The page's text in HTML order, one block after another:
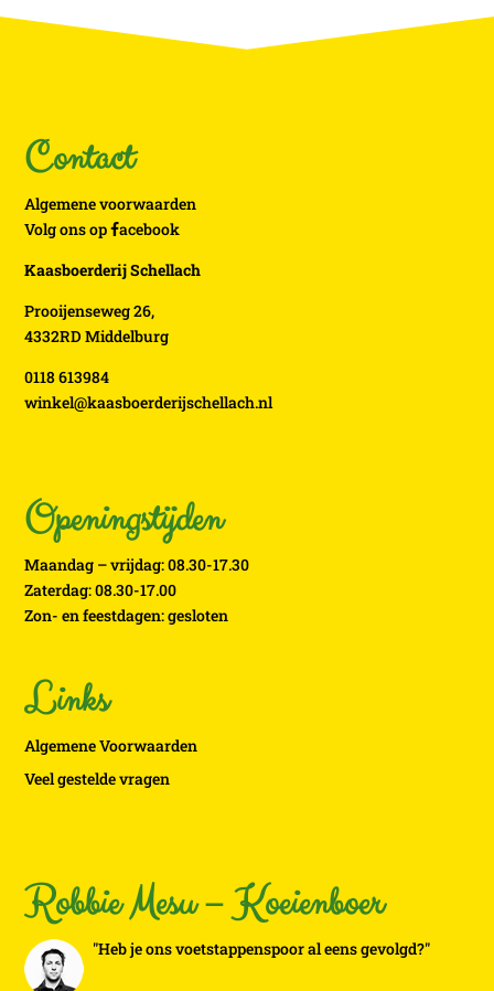
Contact
Algemene voorwaarden
Volg ons op acebook
Kaasboerderij Schellach
Prooijenseweg 26,
4332RD Middelburg
0118 613984
winkel@kaasboerderijschellach.nl
Openingstijden
Maandag – vrijdag: 08.30-17.30
Zaterdag: 08.30-17.00
Zon- en feestdagen: gesloten
Links
Algemene Voorwaarden
Veel gestelde vragen
Robbie Mesu – Koeienboer
"Heb je ons voetstappenspoor al eens gevolgd?"